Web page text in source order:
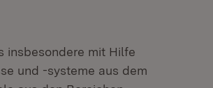
insbesondere mit Hilfe
und -systeme aus dem